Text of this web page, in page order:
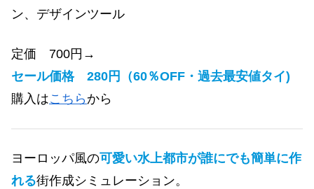
ン、デザインツール
定価 700円→
セール価格 280円（60％OFF・過去最安値タイ)
購入はこちらから
ヨーロッパ風の可愛い水上都市が誰にでも簡単に作
れる街作成シミュレーション。